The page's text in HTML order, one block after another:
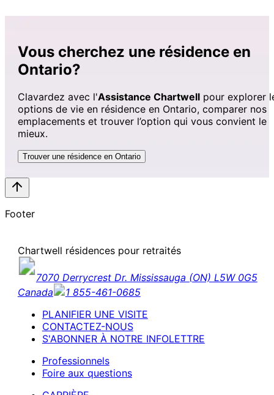
Vous cherchez une résidence en
Ontario?
Clavardez avec l'Assistance Chartwellpour explorer
options de vie en résidence en Ontario, comparer nos
emplacements et trouver l’option qui vous convient le
mieux.
Trouver une résidence en Ontario
Footer
Chartwell résidences pour retraités
7070 Derrycrest Dr. Mississauga (ON) L5W 0G5
Canada
1 855-461-0685
PLANIFIER UNE VISITE
CONTACTEZ-NOUS
S'ABONNER À NOTRE INFOLETTRE
Professionnels
Foire aux questions